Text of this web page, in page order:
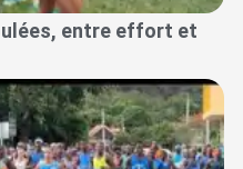
entre effort et